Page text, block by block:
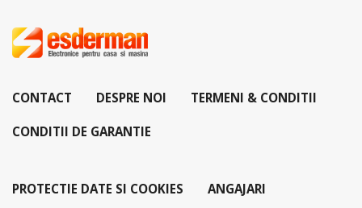
CONTACT DESPRE NOI TERMENI & CONDITII
CONDITII DE GARANTIE
PROTECTIE DATE SI COOKIES ANGAJARI